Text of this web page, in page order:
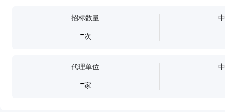
招标数量
-次
代理单位
-家